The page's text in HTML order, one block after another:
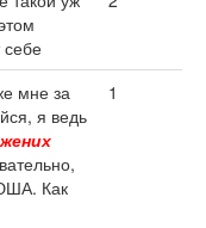
себе
мне за
я ведь
жених
Как
1